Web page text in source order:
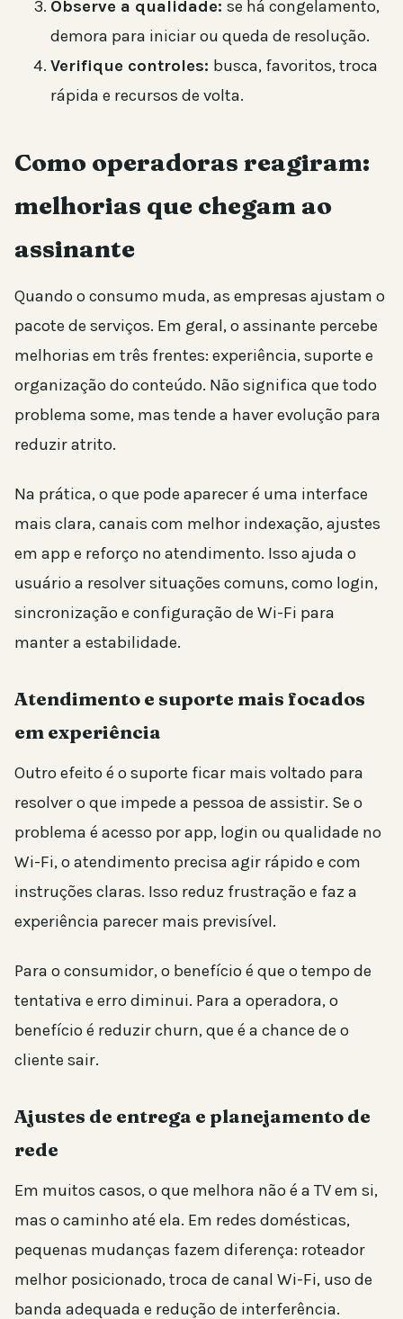
Observe a qualidade: se há congelamento,
demora para iniciar ou queda de resolução.
Verifique controles: busca, favoritos, troca
rápida e recursos de volta.
Como operadoras reagiram:
melhorias que chegam ao
assinante
Quando o consumo muda, as empresas ajustam o
pacote de serviços. Em geral, o assinante percebe
melhorias em três frentes: experiência, suporte e
organização do conteúdo. Não significa que todo
problema some, mas tende a haver evolução para
reduzir atrito.
Na prática, o que pode aparecer é uma interface
mais clara, canais com melhor indexação, ajustes
em app e reforço no atendimento. Isso ajuda o
usuário a resolver situações comuns, como login,
sincronização e configuração de Wi-Fi para
manter a estabilidade.
Atendimento e suporte mais focados
em experiência
Outro efeito é o suporte ficar mais voltado para
resolver o que impede a pessoa de assistir. Se o
problema é acesso por app, login ou qualidade no
Wi-Fi, o atendimento precisa agir rápido e com
instruções claras. Isso reduz frustração e faz a
experiência parecer mais previsível.
Para o consumidor, o benefício é que o tempo de
tentativa e erro diminui. Para a operadora, o
benefício é reduzir churn, que é a chance de o
cliente sair.
Ajustes de entrega e planejamento de
rede
Em muitos casos, o que melhora não é a TV em si,
mas o caminho até ela. Em redes domésticas,
pequenas mudanças fazem diferença: roteador
melhor posicionado, troca de canal Wi-Fi, uso de
banda adequada e redução de interferência.